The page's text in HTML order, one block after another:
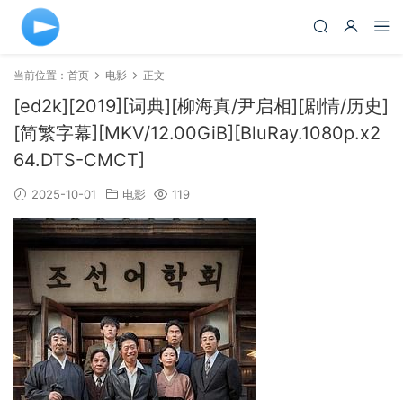
当前位置： 首页 电影 正文
[ed2k][2019][词典][柳海真/尹启相][剧情/历史]
[简繁字幕][MKV/12.00GiB][BluRay.1080p.x2
64.DTS-CMCT]
2025-10-01 电影 119